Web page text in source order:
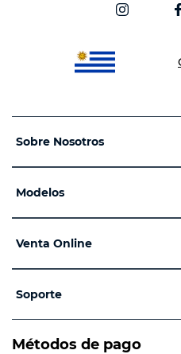
Sobre Nosotros
Modelos
Venta Online
Soporte
Métodos de pago